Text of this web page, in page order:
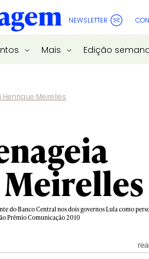
NEWSLETTER
Mais Edição
Meirelles
do Banco Central nos dois governos Lula como
Prêmio Comunicação 2010